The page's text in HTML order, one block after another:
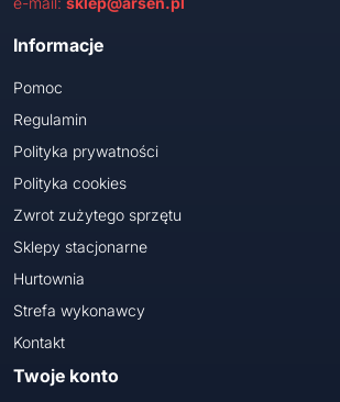
Informacje
Pomoc
Regulamin
Polityka prywatności
Polityka cookies
Zwrot zużytego sprzętu
Sklepy stacjonarne
Hurtownia
Strefa wykonawcy
Kontakt
Twoje konto